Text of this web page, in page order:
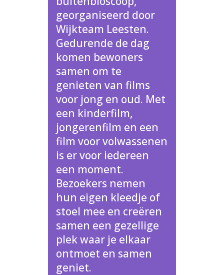
georganiseerd door
Wijkteam Leesten.
Gedurende de dag
komen bewoners
samen om te
genieten van films
voor jong en oud. Met
een kinderfilm,
jongerenfilm en een
film voor volwassenen
is er voor iedereen
een moment.
Bezoekers nemen
hun eigen kleedje of
stoel mee en creëren
samen een gezellige
plek waar je elkaar
ontmoet en samen
geniet.